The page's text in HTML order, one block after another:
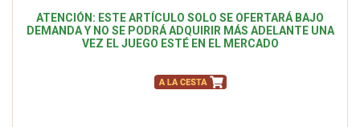
ATENCIÓN: ESTE ARTÍCULO SOLO SE OFERTARÁ BAJO
DEMANDA Y NO SE PODRÁ ADQUIRIR MÁS ADELANTE UNA
VEZ EL JUEGO ESTÉ EN EL MERCADO